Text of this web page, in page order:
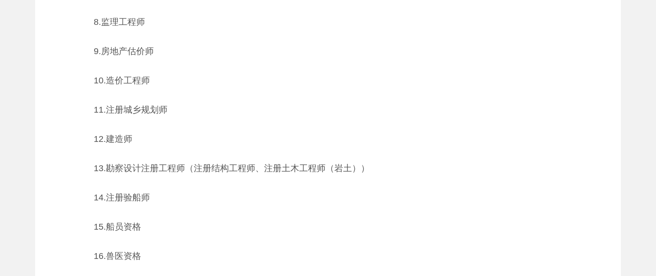
8.监理工程师
9.房地产估价师
10.造价工程师
11.注册城乡规划师
12.建造师
13.勘察设计注册工程师（注册结构工程师、注册土木工程师（岩土））
14.注册验船师
15.船员资格
16.兽医资格